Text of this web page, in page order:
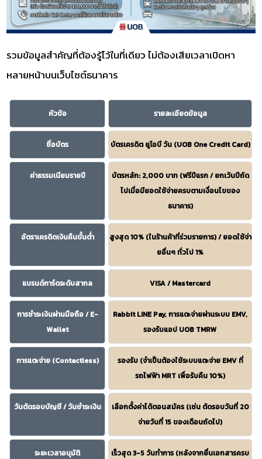
รวมข้อมูลสำคัญที่ต้องรู้ไว้ในที่เดียว ไม่ต้องเสียเวลาเปิดหา
หลายหน้าบนเว็บไซต์ธนาคาร
หัวข้อ รายละเอียดข้อมูล
ชื่อบัตร บัตรเครดิต ยูโอบี วัน (UOB One Credit Card)
ค่าธรรมเนียมรายปี
บัตรหลัก: 2,000 บาท (ฟรีปีแรก / ยกเว้นปีถัด
ไปเมื่อมียอดใช้จ่ายครบตามเงื่อนไขของ
ธนาคาร)
อัตราเครดิตเงินคืนขั้นต่ำ
สูงสุด 10% (ในร้านค้าที่ร่วมรายการ) / ยอดใช้จ่า
ยอื่นๆ ทั่วไป 1%
แบรนด์การ์ดระดับสากล VISA / Mastercard
การชำระเงินผ่านมือถือ / E-
Wallet
Rabbit LINE Pay, การแตะจ่ายผ่านระบบ EMV,
รองรับแอป UOB TMRW
การแตะจ่าย (Contactless)
รองรับ (จำเป็นต้องใช้ระบบแตะจ่าย EMV ที่
รถไฟฟ้า MRT เพื่อรับคืน 10%)
วันตัดรอบบัญชี / วันชำระเงิน
เลือกตั้งค่าได้ตอนสมัคร (เช่น ตัดรอบวันที่ 20
จ่ายวันที่ 15 ของเดือนถัดไป)
ระยะเวลาอนุมัติ
เร็วสุด 3-5 วันทำการ (หลังจากยื่นเอกสารครบ